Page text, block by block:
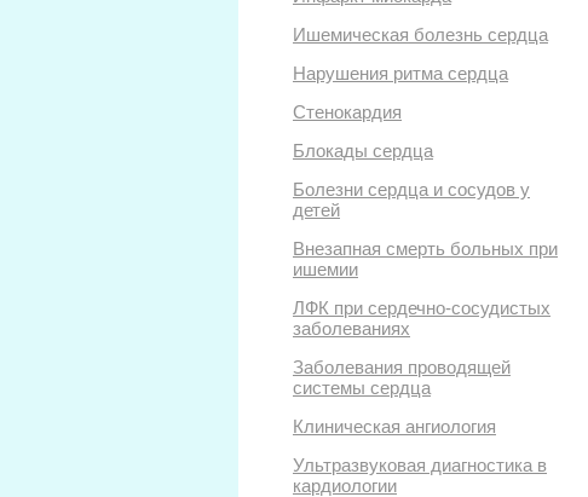
Ишемическая болезнь сердца
Нарушения ритма сердца
Стенокардия
Блокады сердца
Болезни сердца и сосудов у
детей
Внезапная смерть больных при
ишемии
ЛФК при сердечно-сосудистых
заболеваниях
Заболевания проводящей
системы сердца
Клиническая ангиология
Ультразвуковая диагностика в
кардиологии